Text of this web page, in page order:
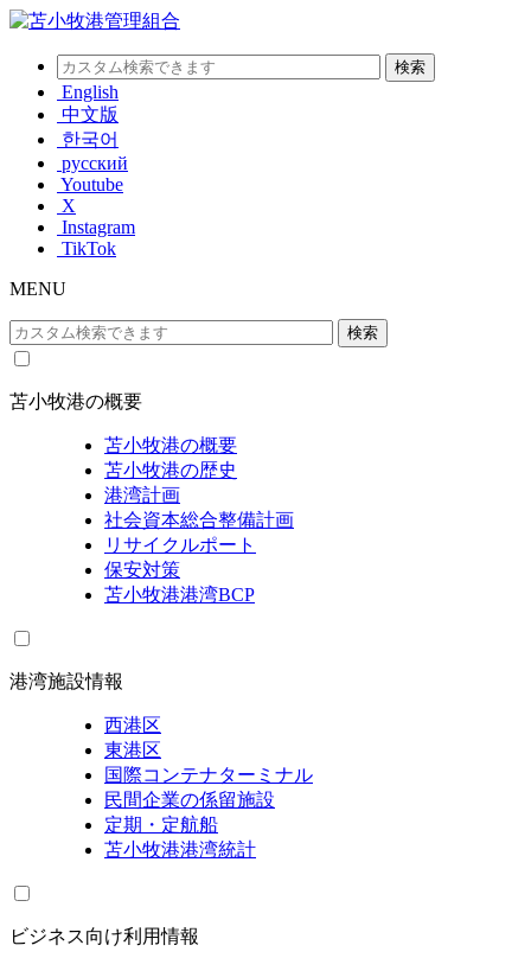
English
中文版
한국어
русский
Youtube
X
Instagram
TikTok
MENU
苫小牧港の概要
苫小牧港の概要
苫小牧港の歴史
港湾計画
社会資本総合整備計画
リサイクルポート
保安対策
苫小牧港港湾BCP
港湾施設情報
西港区
東港区
国際コンテナターミナル
民間企業の係留施設
定期・定航船
苫小牧港港湾統計
ビジネス向け利用情報